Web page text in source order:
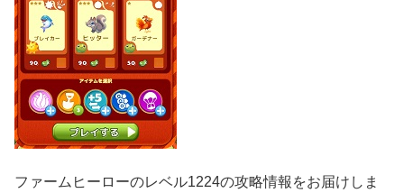
ファームヒーローのレベル1224の攻略情報をお届けしま